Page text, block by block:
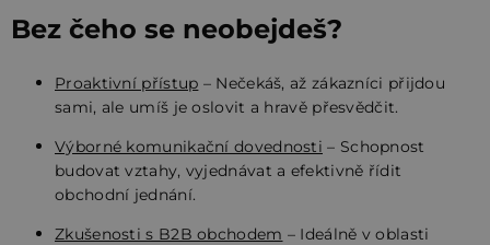
Bez čeho se neobejdeš?
Proaktivní přístup – Nečekáš, až zákazníci přijdou
sami, ale umíš je oslovit a hravě přesvědčit.
Výborné komunikační dovednosti – Schopnost
budovat vztahy, vyjednávat a efektivně řídit
obchodní jednání.
Zkušenosti s B2B obchodem – Ideálně v oblasti